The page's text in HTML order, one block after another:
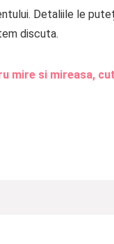
Detaliile le
discuta.
mire si mireasa,